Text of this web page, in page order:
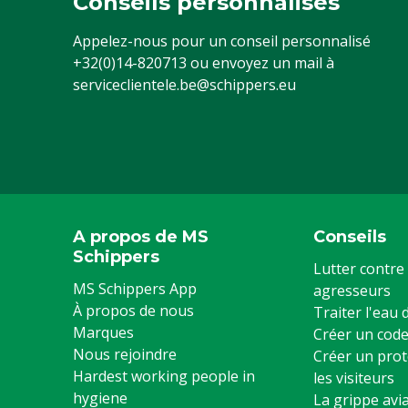
Espèces
Bovins,
Couleur
Bleu
Pointure
46
Numéro de type
CA61631
Pointure (taille UK)
11
Appelez-nous pour un conseil personnalisé
+32(0)14-820713 ou envoyez un mail à
serviceclientele.be@schippers.eu
A propos de MS
Schippers
MS Schippers App
À propos de nous
Marques
Nous rejoindre
Hardest working people in
hygiene
Conseils
Lutter contre
agresseurs
Traiter l'eau
Créer un
Créer un
les visiteurs
La grippe